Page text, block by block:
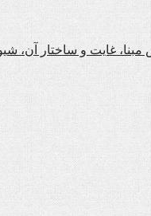
غایت و ساختار آن،